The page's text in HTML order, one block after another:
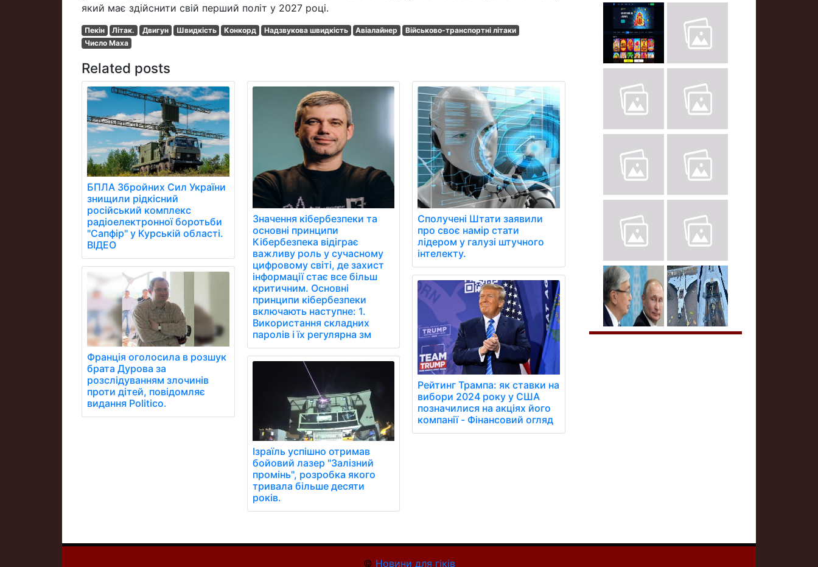
який має здійснити свій перший політ у 2027 році.
Пекін Літак. Двигун Швидкість Конкорд Надзвукова швидкість Авіалайнер
Військово-транспортні літаки
Число Маха
Related posts
БПЛА Збройних Сил України
знищили рідкісний
російський комплекс
радіоелектронної боротьби
"Сапфір" у Курській області.
ВІДЕО
Франція оголосила в розшук
брата Дурова за
розслідуванням злочинів
проти дітей, повідомляє
видання Politico.
Значення кібербезпеки та
основні принципи
Кібербезпека відіграє
важливу роль у сучасному
цифровому світі, де захист
інформації стає все більш
критичним. Основні
принципи кібербезпеки
включають наступне: 1.
Використання складних
паролів і їх регулярна зм
Ізраїль успішно отримав
бойовий лазер "Залізний
промінь", розробка якого
тривала більше десяти
років.
Сполучені Штати заявили
про своє намір стати
лідером у галузі штучного
інтелекту.
Рейтинг Трампа: як ставки на
вибори 2024 року у США
позначилися на акціях його
компанії - Фінансовий огляд
© Новини для гіків